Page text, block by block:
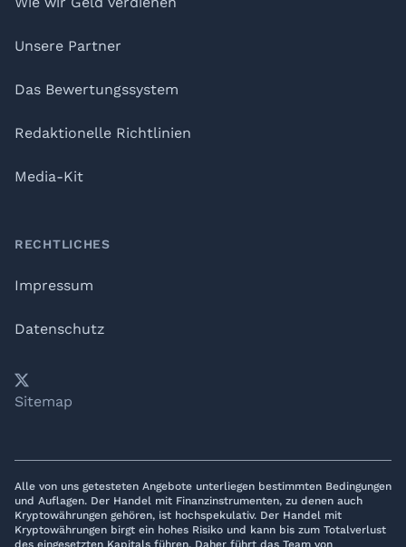
Unsere Partner
Das Bewertungssystem
Redaktionelle Richtlinien
Media-Kit
RECHTLICHES
Impressum
Datenschutz
YouTube
𝕏 LinkedIn
Telegram
Sitemap
Alle von uns getesteten Angebote unterliegen bestimmten Bedingungen
und Auflagen. Der Handel mit Finanzinstrumenten, zu denen auch
Kryptowährungen gehören, ist hochspekulativ. Der Handel mit
Kryptowährungen birgt ein hohes Risiko und kann bis zum Totalverlust
des eingesetzten Kapitals führen. Daher führt das Team von